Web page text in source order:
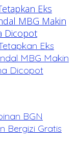
Eks
MBG Makin
Dicopot
BGN
Bergizi Gratis